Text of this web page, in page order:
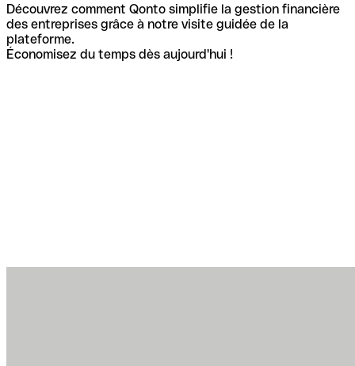
Découvrez comment Qonto simplifie la gestion financière
des entreprises grâce à notre visite guidée de la
plateforme.
Économisez du temps dès aujourd'hui !